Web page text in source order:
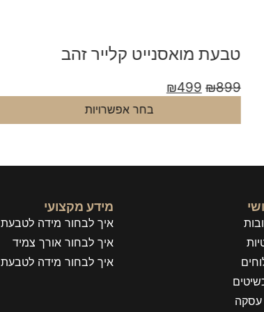
טבעת מואסנייט קלייר זהב
₪899
₪499
בחר אפשרויות
עסקה
מידע מקצועי
איך לבחור מידה לטבעת
איך לבחור אורך צמיד
איך לבחור מידה לטבעת